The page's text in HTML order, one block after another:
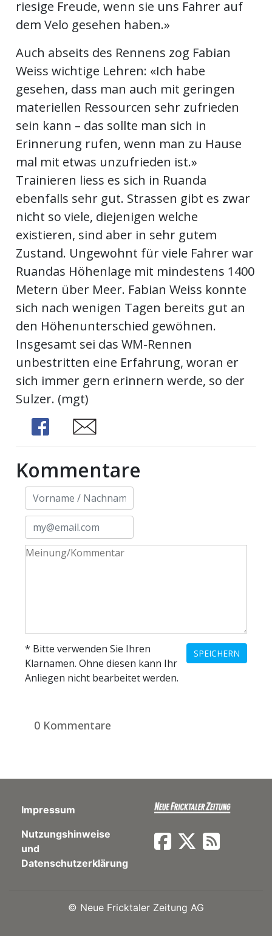
riesige Freude, wenn sie uns Fahrer auf
dem Velo gesehen haben.»
Auch abseits des Rennens zog Fabian
Weiss wichtige Lehren: «Ich habe
gesehen, dass man auch mit geringen
materiellen Ressourcen sehr zufrieden
sein kann – das sollte man sich in
Erinnerung rufen, wenn man zu Hause
mal mit etwas unzufrieden ist.»
Trainieren liess es sich in Ruanda
ebenfalls sehr gut. Strassen gibt es zwar
nicht so viele, diejenigen welche
existieren, sind aber in sehr gutem
Zustand. Ungewohnt für viele Fahrer war
Ruandas Höhenlage mit mindestens 1400
Metern über Meer. Fabian Weiss konnte
sich nach wenigen Tagen bereits gut an
den Höhenunterschied gewöhnen.
Insgesamt sei das WM-Rennen
unbestritten eine Erfahrung, woran er
sich immer gern erinnern werde, so der
Sulzer. (mgt)
Share
Share
Kommentare
SPEICHERN
* Bitte verwenden Sie Ihren
Klarnamen. Ohne diesen kann Ihr
Anliegen nicht bearbeitet werden.
0 Kommentare
Impressum
Nutzungshinweise
und
Datenschutzerklärung
© Neue Fricktaler Zeitung AG